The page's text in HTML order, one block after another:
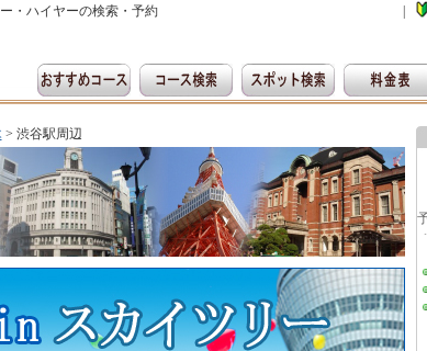
・ハイヤーの検索・予約
> 渋谷駅周辺